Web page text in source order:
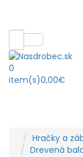
0
item(s)0,00€
Hračky a
Drevená